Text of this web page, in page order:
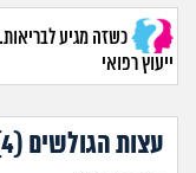
כשזה מגיע
ייעוץ רפואי
עצות הגולשים (4